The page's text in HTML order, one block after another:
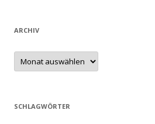
ARCHIV
Archiv
SCHLAGWÖRTER